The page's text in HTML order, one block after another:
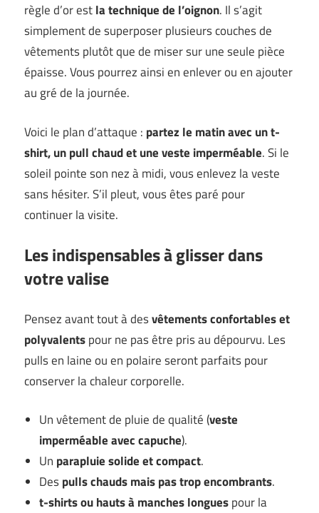
règle d’or estla technique de l’oignon. Il s’agit
simplement de superposer plusieurs couches de
vêtements plutôt que de miser sur une seule pièce
épaisse. Vous pourrez ainsi en enlever ou en ajouter
au gré de la journée.
Voici le plan d’attaque : partez le matin avec un t-
shirt, un pull chaud et une veste imperméable. Si le
soleil pointe son nez à midi, vous enlevez la veste
sans hésiter. S’il pleut, vous êtes paré pour
continuer la visite.
Les indispensables à glisser dans
votre valise
Pensez avant tout à desvêtements confortables et
polyvalentspour ne pas être pris au dépourvu. Les
pulls en laine ou en polaire seront parfaits pour
conserver la chaleur corporelle.
Un vêtement de pluie de qualité (veste
imperméable avec capuche).
Un parapluie solide et compact.
Despulls chauds mais pas trop encombrants.
t-shirts ou hauts à manches longuespour la